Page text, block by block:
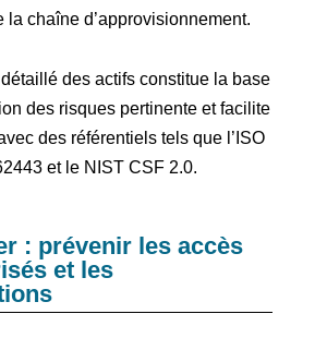
la chaîne d’approvisionnement.
des actifs constitue la base
des risques pertinente et facilite
des référentiels tels que l’ISO
et le NIST CSF 2.0.
: prévenir les accès
et les